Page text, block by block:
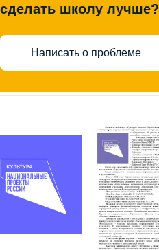
сделать школу лучше?
Написать о проблеме